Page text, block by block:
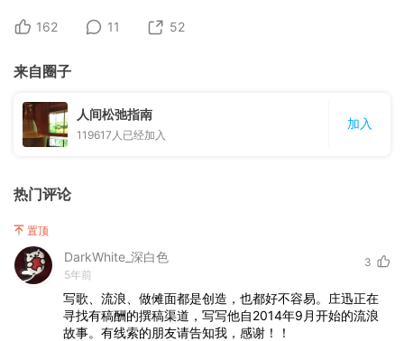
162 11 52
来自圈子
人间松弛指南
119617 人已经加入
加入
热门评论
置顶
DarkWhite_深白色
5年前
3
写歌、流浪、做傩面都是创造，也都好不容易。庄迅正在
寻找有稿酬的撰稿渠道，写写他自2014年9月开始的流浪
故事。有线索的朋友请告知我，感谢！！